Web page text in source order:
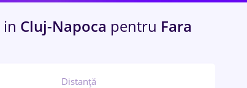
in Cluj-Napoca pentru Fara
Distanță